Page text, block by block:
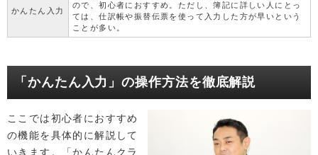
かんたん入力
ので、初心者におすすめ。ただし、簿記に詳しい人にとっ
ては、仕訳帳や振替伝票を使って入力した方が早いという
ことが多い。
「かんたん入力」の操作方法を徹底解説
ここでは初心者におすすめ
の機能を具体的に解説して
いきます。「かんたんクラ